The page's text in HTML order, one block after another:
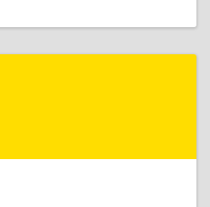
край, Владивосток г,